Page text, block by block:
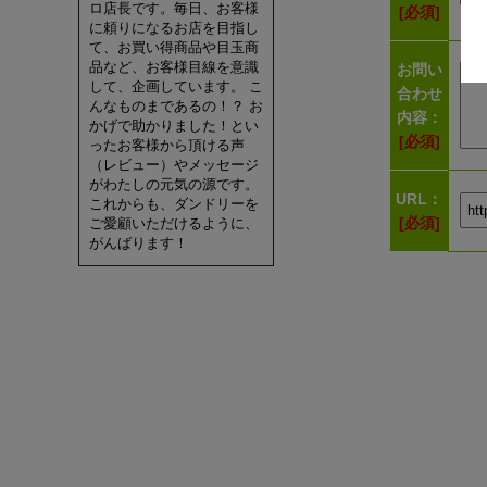
ロ店長です。毎日、お客様
に頼りになるお店を目指し
て、お買い得商品や目玉商
品など、お客様目線を意識
して、企画しています。 こ
んなものまであるの！？ お
かげで助かりました！とい
ったお客様から頂ける声
（レビュー）やメッセージ
がわたしの元気の源です。
これからも、ダンドリーを
ご愛顧いただけるように、
がんばります！
[必須]
お問い
合わせ
内容：
[必須]
URL：
[必須]